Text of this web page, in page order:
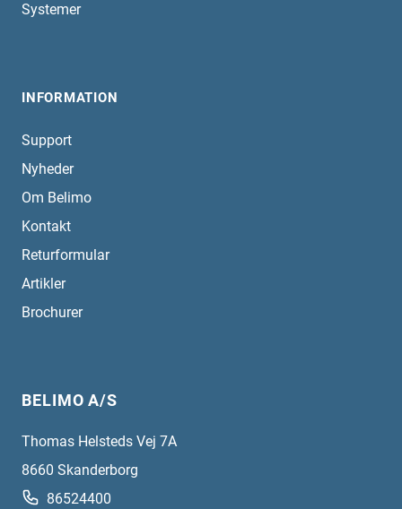
Systemer
INFORMATION
Support
Nyheder
Om Belimo
Kontakt
Returformular
Artikler
Brochurer
BELIMO A/S
Thomas Helsteds Vej 7A
8660 Skanderborg
86524400